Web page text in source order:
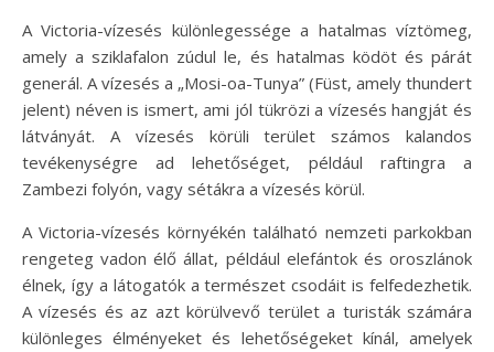
A Victoria-vízesés különlegessége a hatalmas víztömeg,
amely a sziklafalon zúdul le, és hatalmas ködöt és párát
generál. A vízesés a „Mosi-oa-Tunya” (Füst, amely thundert
jelent) néven is ismert, ami jól tükrözi a vízesés hangját és
látványát. A vízesés körüli terület számos kalandos
tevékenységre ad lehetőséget, például raftingra a
Zambezi folyón, vagy sétákra a vízesés körül.
A Victoria-vízesés környékén található nemzeti parkokban
rengeteg vadon élő állat, például elefántok és oroszlánok
élnek, így a látogatók a természet csodáit is felfedezhetik.
A vízesés és az azt körülvevő terület a turisták számára
különleges élményeket és lehetőségeket kínál, amelyek